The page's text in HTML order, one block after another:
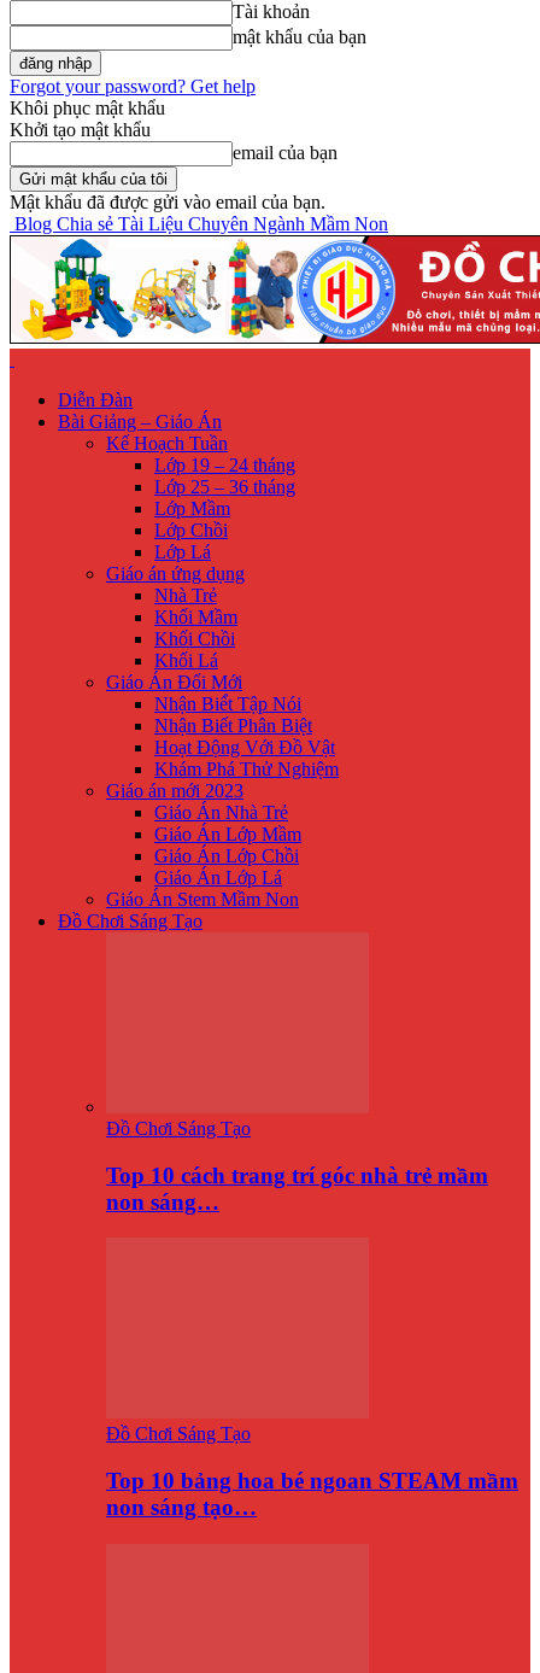
Tài khoản
mật khẩu của bạn
Forgot your password? Get help
Khôi phục mật khẩu
Khởi tạo mật khẩu
email của bạn
Mật khẩu đã được gửi vào email của bạn.
Blog Chia sẻ Tài Liệu Chuyên Ngành Mầm Non
Diễn Đàn
Bài Giảng – Giáo Án
Kế Hoạch Tuần
Lớp 19 – 24 tháng
Lớp 25 – 36 tháng
Lớp Mầm
Lớp Chồi
Lớp Lá
Giáo án ứng dụng
Nhà Trẻ
Khối Mầm
Khối Chồi
Khối Lá
Giáo Án Đổi Mới
Nhận Biế́t Tập Nói
Nhận Biết Phân Biệt
Hoạt Động Với Đồ Vật
Khám Phá Thử Nghiệm
Giáo án mới 2023
Giáo Án Nhà Trẻ
Giáo Án Lớp Mầm
Giáo Án Lớp Chồi
Giáo Án Lớp Lá
Giáo Án Stem Mầm Non
Đồ Chơi Sáng Tạo
Đồ Chơi Sáng Tạo
Top 10 cách trang trí góc nhà trẻ mầm
non sáng…
Đồ Chơi Sáng Tạo
Top 10 bảng hoa bé ngoan STEAM mầm
non sáng tạo…